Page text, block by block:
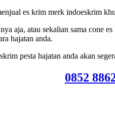
es krim merk indoeskrim
aja, atau sekalian sama cone
hajatan anda.
pesta hajatan anda akan
0852